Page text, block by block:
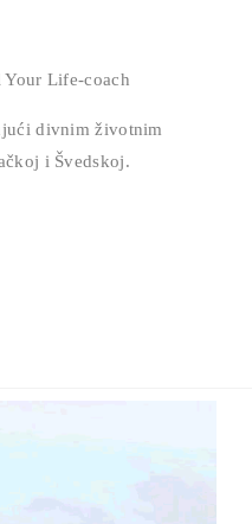
Life-coach
divnim životnim
i Švedskoj.